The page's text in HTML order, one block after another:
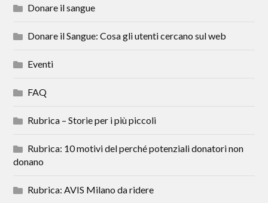
Donare il sangue
Donare il Sangue: Cosa gli utenti cercano sul web
Eventi
FAQ
Rubrica – Storie per i più piccoli
Rubrica: 10 motivi del perché potenziali donatori non
donano
Rubrica: AVIS Milano da ridere